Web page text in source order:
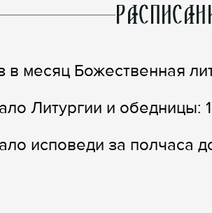
в месяц Божественная
Литургии и обедницы:
исповеди за полчаса